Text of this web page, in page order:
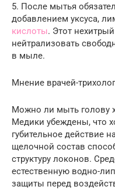
5. После мытья
добавлением уксуса,
кислоты. Этот
нейтрализовать
в мыле.
Мнение врачей-
Можно ли мыть голову
Медики убеждены, что
губительное действие
щелочной состав
структуру локонов.
естественную водно-
защиты перед